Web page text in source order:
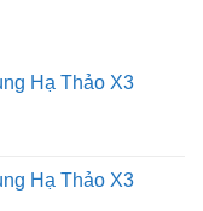
Hạ Thảo X3
Hạ Thảo X3